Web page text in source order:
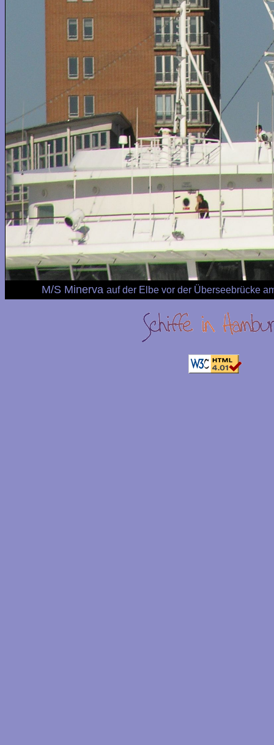
M/S Minerva auf der Elbe vor der Überseebrücke